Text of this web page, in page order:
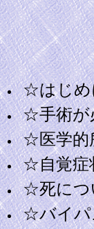
☆はじめ
☆手術が
☆医学的
☆自覚症
☆死につ
☆バイパ